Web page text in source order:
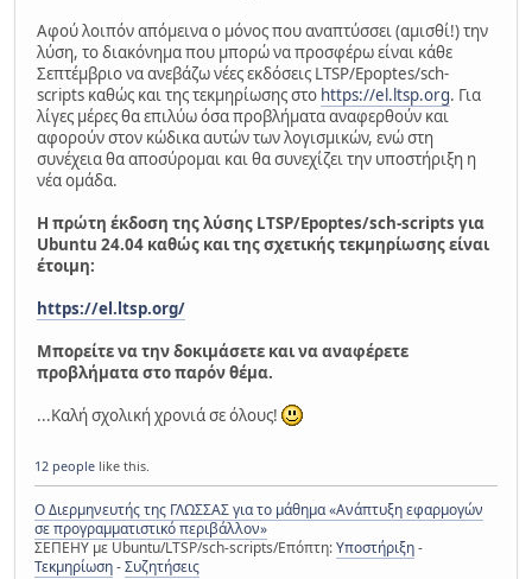
Αφού λοιπόν απόμεινα ο μόνος που αναπτύσσει (αμισθί!) την
λύση, το διακόνημα που μπορώ να προσφέρω είναι κάθε
Σεπτέμβριο να ανεβάζω νέες εκδόσεις LTSP/Epoptes/sch-
scripts καθώς και της τεκμηρίωσης στο https://el.ltsp.org. Για
λίγες μέρες θα επιλύω όσα προβλήματα αναφερθούν και
αφορούν στον κώδικα αυτών των λογισμικών, ενώ στη
συνέχεια θα αποσύρομαι και θα συνεχίζει την υποστήριξη η
νέα ομάδα.
Η πρώτη έκδοση της λύσης LTSP/Epoptes/sch-scripts για
Ubuntu 24.04 καθώς και της σχετικής τεκμηρίωσης είναι
έτοιμη:
https://el.ltsp.org/
Μπορείτε να την δοκιμάσετε και να αναφέρετε
προβλήματα στο παρόν θέμα.
...Καλή σχολική χρονιά σε όλους!
12 people like this.
Ο Διερμηνευτής της ΓΛΩΣΣΑΣ για το μάθημα «Ανάπτυξη εφαρμογών
σε προγραμματιστικό περιβάλλον»
ΣΕΠΕΗΥ με Ubuntu/LTSP/sch-scripts/Επόπτη:Υποστήριξη-
Τεκμηρίωση-Συζητήσεις